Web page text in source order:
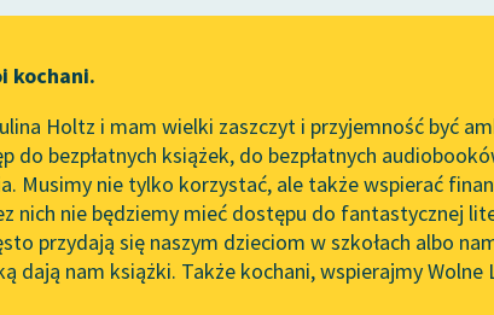
redakcyjne
Zapraszamy na spotkanie
w Oslo
Wolne Lektury na 32.
Pol’and’Rock Festivalu
„Kochanek Lady Chatterley”
do słuchania na Wolnych
Lekturach
API
OAI-PMH
Widget
kochani.
Holtz i mam wielki zaszczyt i przyjemność być
do bezpłatnych książek, do bezpłatnych
Musimy nie tylko korzystać, ale także wspierać
nich nie będziemy mieć dostępu do fantastycznej
przydają się naszym dzieciom w szkołach albo
dają nam książki. Także kochani, wspierajmy Wolne
Platon ✖ Rozprawa✖